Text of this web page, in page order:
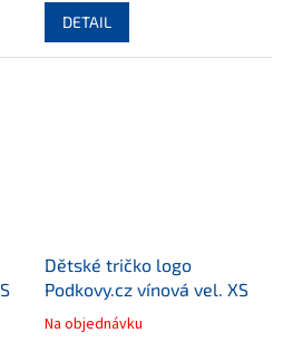
DETAIL
Dětské tričko logo
Podkovy.cz vínová vel. XS
Na objednávku